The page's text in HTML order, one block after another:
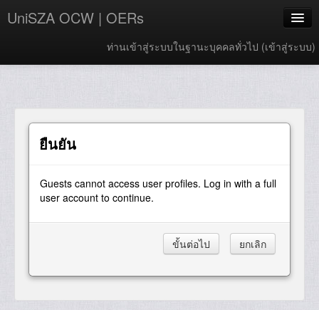
UniSZA OCW | OERs
ท่านเข้าสู่ระบบในฐานะบุคคลทั่วไป (เข้าสู่ระบบ)
Thai ‎(th)‎
ยืนยัน
Guests cannot access user profiles. Log in with a full
user account to continue.